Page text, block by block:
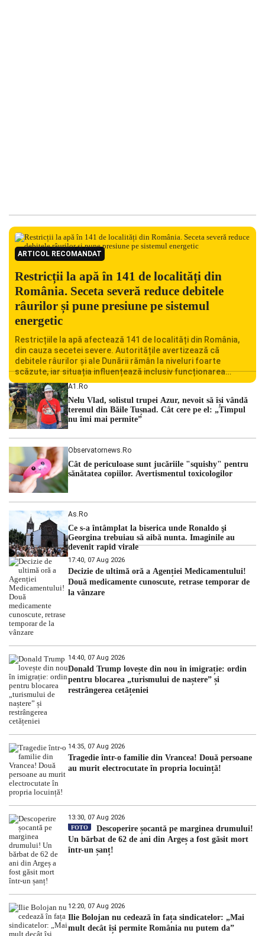
ARTICOL RECOMANDAT
Restricții la apă în 141 de localități din
România. Seceta severă reduce debitele
râurilor și pune presiune pe sistemul
energetic
Restricțiile la apă afectează 141 de localități din România,
din cauza secetei severe. Autoritățile avertizează că
debitele râurilor și ale Dunării rămân la niveluri foarte
scăzute, iar situația influențează inclusiv funcționarea
Centralei Nucleare de la Cernavodă. România se confruntă
cu una dintre cele mai dificile perioade din punct de vedere
hidrologic din ultimii ani. Lipsa […]
A1.ro
Nelu Vlad, solistul trupei Azur, nevoit să își vândă
terenul din Băile Tușnad. Cât cere pe el: „Timpul
nu îmi mai permite”
Observatornews.ro
Cât de periculoase sunt jucăriile "squishy" pentru
sănătatea copiilor. Avertismentul toxicologilor
As.ro
Ce s-a întâmplat la biserica unde Ronaldo şi
Georgina trebuiau să aibă nunta. Imaginile au
devenit rapid virale
17:40, 07 Aug 2026
Decizie de ultimă oră a Agenției Medicamentului!
Două medicamente cunoscute, retrase temporar de
la vânzare
14:40, 07 Aug 2026
Donald Trump lovește din nou în imigrație: ordin
pentru blocarea „turismului de naștere” și
restrângerea cetățeniei
14:35, 07 Aug 2026
Tragedie într-o familie din Vrancea! Două persoane
au murit electrocutate în propria locuință!
13:30, 07 Aug 2026
FOTO
Descoperire șocantă pe marginea drumului!
Un bărbat de 62 de ani din Argeș a fost găsit mort
într-un șanț!
12:20, 07 Aug 2026
Ilie Bolojan nu cedează în fața sindicatelor: „Mai
mult decât își permite România nu putem da”